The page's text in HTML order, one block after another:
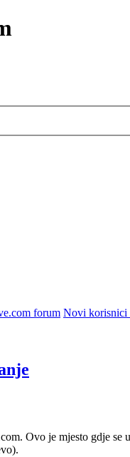
forum Novi korisnici
Ovo je mjesto gdje